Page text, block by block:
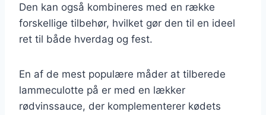
Den kan også kombineres med en række
forskellige tilbehør, hvilket gør den til en ideel
ret til både hverdag og fest.
En af de mest populære måder at tilberede
lammeculotte på er med en lækker
rødvinssauce, der komplementerer kødets